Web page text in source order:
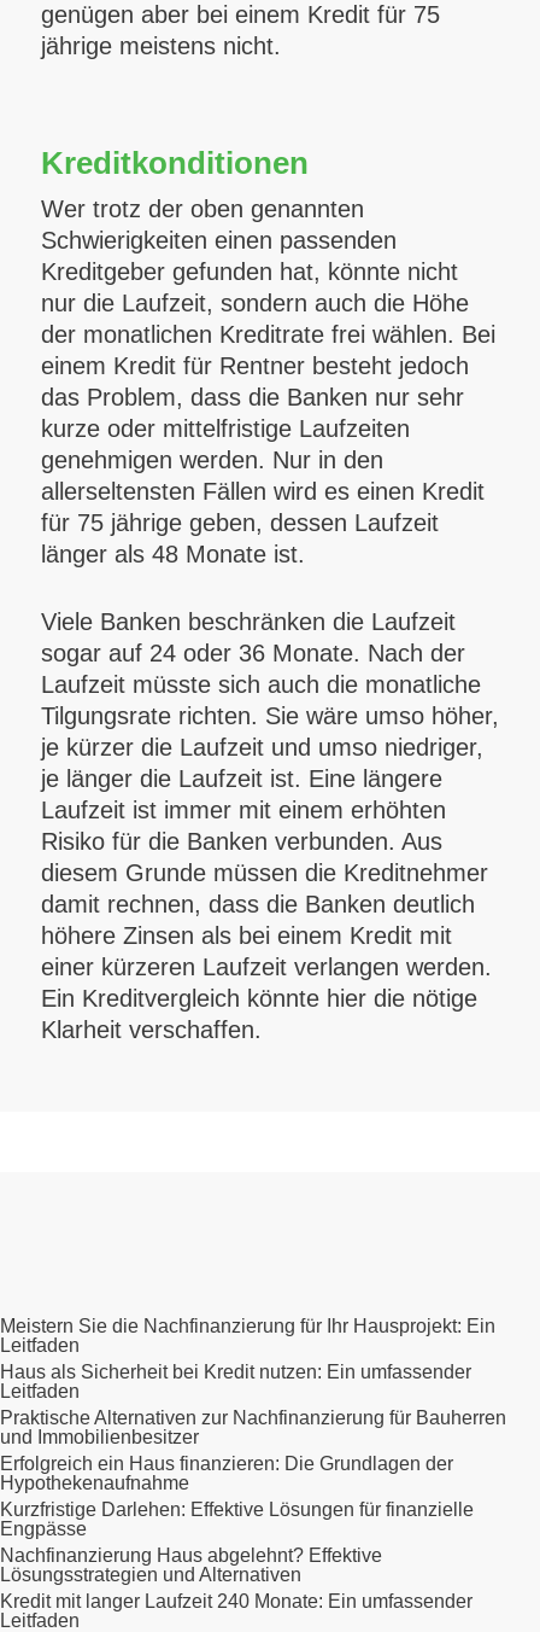
genügen aber bei einem Kredit für 75
jährige meistens nicht.
Kreditkonditionen
Wer trotz der oben genannten
Schwierigkeiten einen passenden
Kreditgeber gefunden hat, könnte nicht
nur die Laufzeit, sondern auch die Höhe
der monatlichen Kreditrate frei wählen. Bei
einem Kredit für Rentner besteht jedoch
das Problem, dass die Banken nur sehr
kurze oder mittelfristige Laufzeiten
genehmigen werden. Nur in den
allerseltensten Fällen wird es einen Kredit
für 75 jährige geben, dessen Laufzeit
länger als 48 Monate ist.
Viele Banken beschränken die Laufzeit
sogar auf 24 oder 36 Monate. Nach der
Laufzeit müsste sich auch die monatliche
Tilgungsrate richten. Sie wäre umso höher,
je kürzer die Laufzeit und umso niedriger,
je länger die Laufzeit ist. Eine längere
Laufzeit ist immer mit einem erhöhten
Risiko für die Banken verbunden. Aus
diesem Grunde müssen die Kreditnehmer
damit rechnen, dass die Banken deutlich
höhere Zinsen als bei einem Kredit mit
einer kürzeren Laufzeit verlangen werden.
Ein Kreditvergleich könnte hier die nötige
Klarheit verschaffen.
Meistern Sie die Nachfinanzierung für Ihr Hausprojekt: Ein
Leitfaden
Haus als Sicherheit bei Kredit nutzen: Ein umfassender
Leitfaden
Praktische Alternativen zur Nachfinanzierung für Bauherren
und Immobilienbesitzer
Erfolgreich ein Haus finanzieren: Die Grundlagen der
Hypothekenaufnahme
Kurzfristige Darlehen: Effektive Lösungen für finanzielle
Engpässe
Nachfinanzierung Haus abgelehnt? Effektive
Lösungsstrategien und Alternativen
Kredit mit langer Laufzeit 240 Monate: Ein umfassender
Leitfaden